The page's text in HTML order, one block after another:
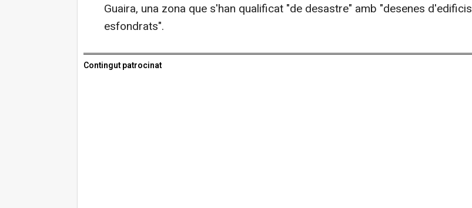
Guaira, una zona que s'han qualificat "de desastre" amb "desenes d'edificis
esfondrats".
Contingut patrocinat